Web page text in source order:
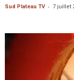
Sud Plateau TV - 7 juillet